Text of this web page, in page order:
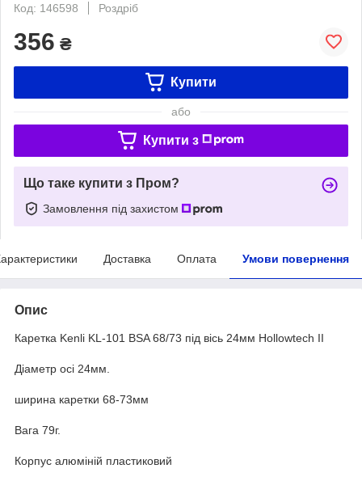
Код: 146598
Роздріб
356 ₴
Купити
або
Купити з
Що таке купити з Пром?
Замовлення під захистом
Доставка Оплата Умови повернення
Опис
Каретка Kenli KL-101 BSA 68/73 під вісь 24мм Hollowtech II
Діаметр осі 24мм.
ширина каретки 68-73мм
Вага 79г.
Корпус алюміній пластиковий